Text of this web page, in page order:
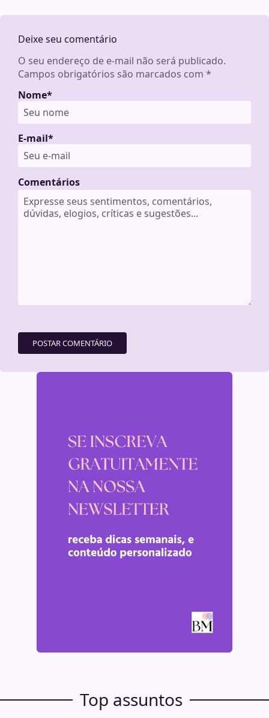
Deixe seu comentário
O seu endereço de e-mail não será publicado.
Campos obrigatórios são marcados com *
Comentários
Nome*
E-mail*
Top assuntos